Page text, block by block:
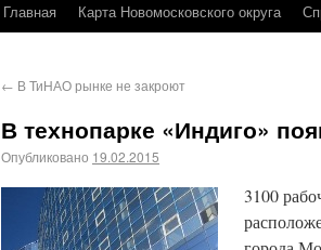
Главная Карта Новомосковского округа
← В ТиНАО рынке не закроют
В технопарке «Индиго»
Опубликовано 19.02.2015
3100